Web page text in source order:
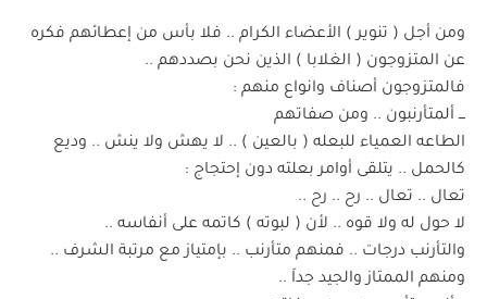
ومن أجل ( تنوير ) الأعضاء الكرام .. فلا بأس من إعطائهم فكره
عن المتزوجون ( الغلابا ) الذين نحن بصددهم ..
فالمتزوجون أصناف وانواع منهم :
ـــ ألمتأرنبون .. ومن صفاتهم
الطاعه العمياء للبعله ( بالعين ) .. لا يهش ولا ينش .. وديع
كالحمل .. يتلقى أوامر بعلته دون إحتجاج :
تعال .. تعال .. رح .. رح ..
لا حول له ولا قوه .. لأن ( لبوته ) كاتمه على أنفاسه ..
والتأرنب درجات .. فمنهم متأرنب .. بإمتياز مع مرتبة الشرف ..
ومنهم الممتاز والجيد جداَ ..